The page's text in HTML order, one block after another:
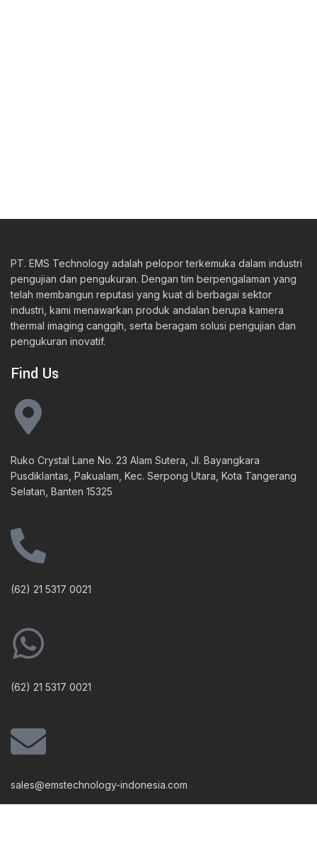
PT. EMS Technology adalah pelopor terkemuka dalam industri
pengujian dan pengukuran. Dengan tim berpengalaman yang
telah membangun reputasi yang kuat di berbagai sektor
industri, kami menawarkan produk andalan berupa kamera
thermal imaging canggih, serta beragam solusi pengujian dan
pengukuran inovatif.
Find Us
Ruko Crystal Lane No. 23 Alam Sutera, Jl. Bayangkara
Pusdiklantas, Pakualam, Kec. Serpong Utara, Kota Tangerang
Selatan, Banten 15325
(62) 21 5317 0021
(62) 21 5317 0021
sales@emstechnology-indonesia.com